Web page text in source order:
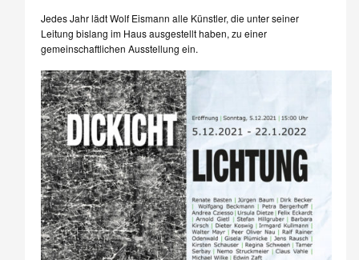
Jedes Jahr lädt Wolf Eismann alle Künstler, die unter seiner
Leitung bislang im Haus ausgestellt haben, zu einer
gemeinschaftlichen Ausstellung ein.